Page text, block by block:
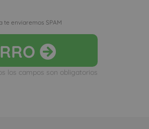
te enviaremos SPAM
los campos son obligatorios